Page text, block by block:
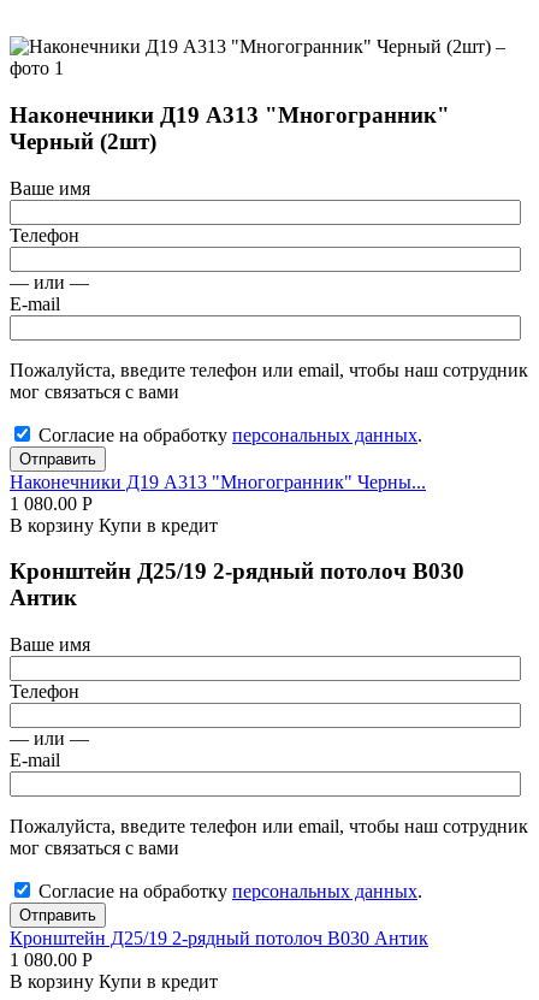
Наконечники Д19 А313 "Многогранник"
Черный (2шт)
Ваше имя
Телефон
— или —
E-mail
Пожалуйста, введите телефон или email, чтобы наш сотрудник
мог связаться с вами
Согласие на обработку персональных данных.
Отправить
Наконечники Д19 А313 "Многогранник" Черны...
1 080.00 Р
В корзину Купи в кредит
Кронштейн Д25/19 2-рядный потолоч В030
Антик
Ваше имя
Телефон
— или —
E-mail
Пожалуйста, введите телефон или email, чтобы наш сотрудник
мог связаться с вами
Согласие на обработку персональных данных.
Отправить
Кронштейн Д25/19 2-рядный потолоч В030 Антик
1 080.00 Р
В корзину Купи в кредит